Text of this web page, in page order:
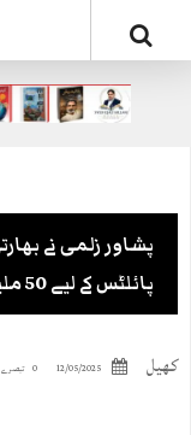
پشاور زلمی نے
پائلٹس کے لیے 50 ملین روپے کا اعلان کر دیا
کھیل 12/05/2025 0 تبصرے